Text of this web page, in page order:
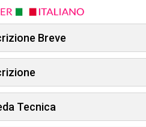
Breve
Tecnica